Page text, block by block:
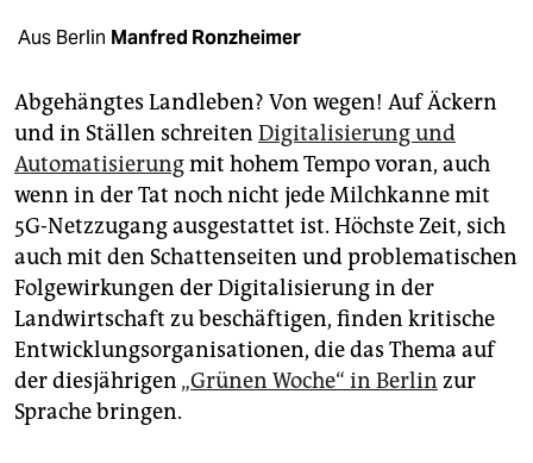
shop
fragen & hilfe
unterstützen
abo
genossenschaft
epaper login
Aus Berlin Manfred Ronzheimer
Abgehängtes Landleben? Von wegen! Auf Äckern
und in Ställen schreiten Digitalisierung und
Automatisierungmit hohem Tempo voran, auch
wenn in der Tat noch nicht jede Milchkanne mit
5G-Netzzugang ausgestattet ist. Höchste Zeit, sich
auch mit den Schattenseiten und problematischen
Folgewirkungen der Digitalisierung in der
Landwirtschaft zu beschäftigen, finden kritische
Entwicklungsorganisationen, die das Thema auf
der diesjährigen „Grünen Woche“ in Berlin zur
Sprache bringen.